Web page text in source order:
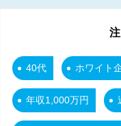
40代 ホワイト
年収1,000万円